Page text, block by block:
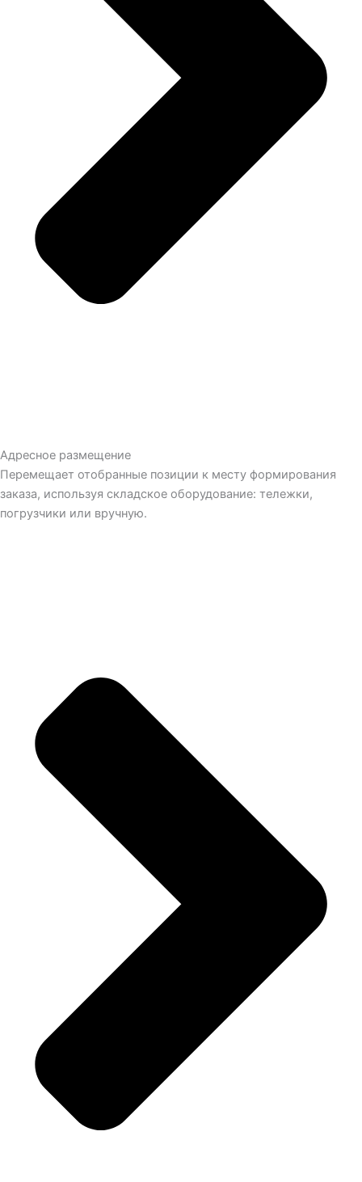
Адресное размещение
Перемещает отобранные позиции к месту формирования
заказа, используя складское оборудование: тележки,
погрузчики или вручную.